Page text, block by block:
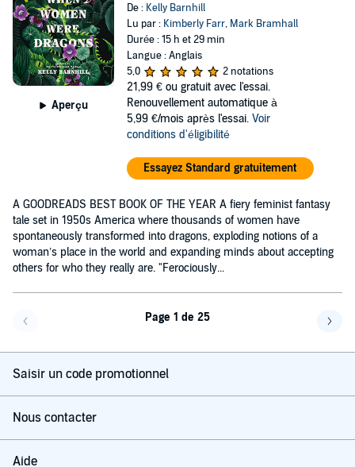
Aperçu
De : Kelly Barnhill
Lu par : Kimberly Farr, Mark Bramhall
Durée : 15 h et 29 min
Langue : Anglais
5,0
2 notations
21,99 € ou gratuit avec l'essai.
Renouvellement automatique à
5,99 €/mois après l'essai. Voir
conditions d'éligibilité
Essayez Standard gratuitement
A GOODREADS BEST BOOK OF THE YEAR A fiery feminist fantasy
tale set in 1950s America where thousands of women have
spontaneously transformed into dragons, exploding notions of a
woman’s place in the world and expanding minds about accepting
others for who they really are. "Ferociously...
Page 1 de 25
Saisir un code promotionnel
Nous contacter
Aide